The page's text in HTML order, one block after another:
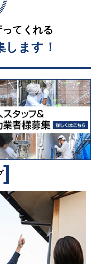
てくれる
ます！
]